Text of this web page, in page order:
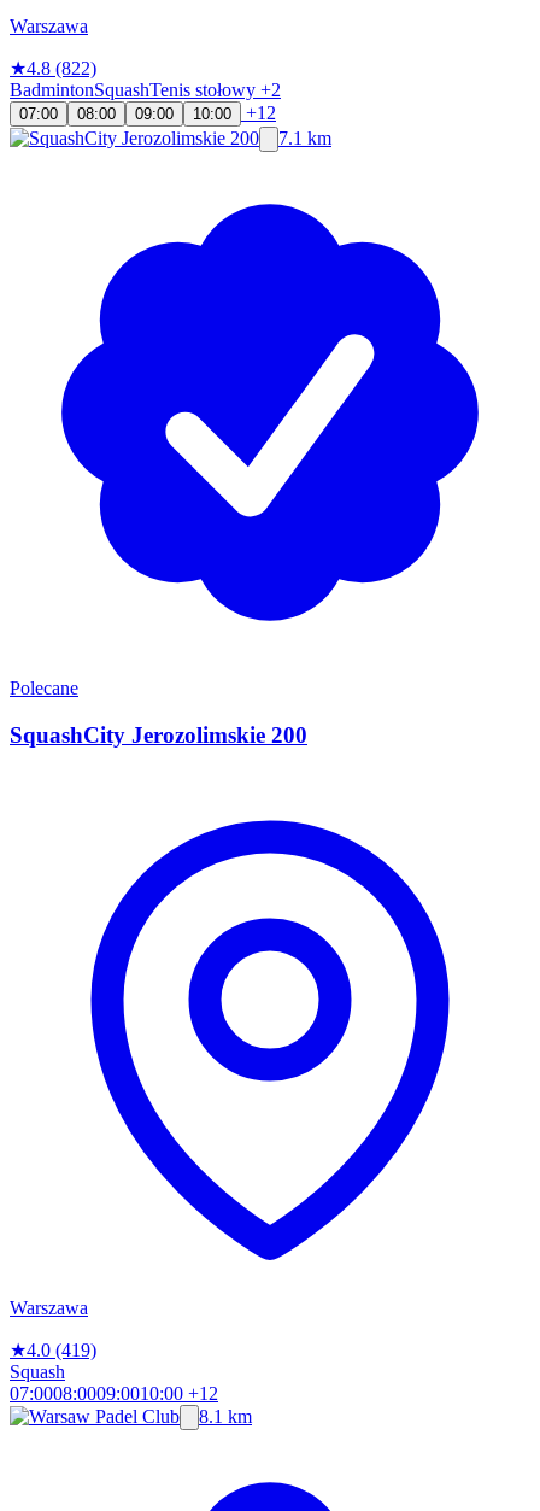
Warszawa
★4.8 (822)
BadmintonSquashTenis stołowy +2
07:00 08:00 09:00 10:00
+12
7.1 km
Polecane
SquashCity Jerozolimskie 200
Warszawa
★4.0 (419)
Squash
07:0008:0009:0010:00 +12
8.1 km